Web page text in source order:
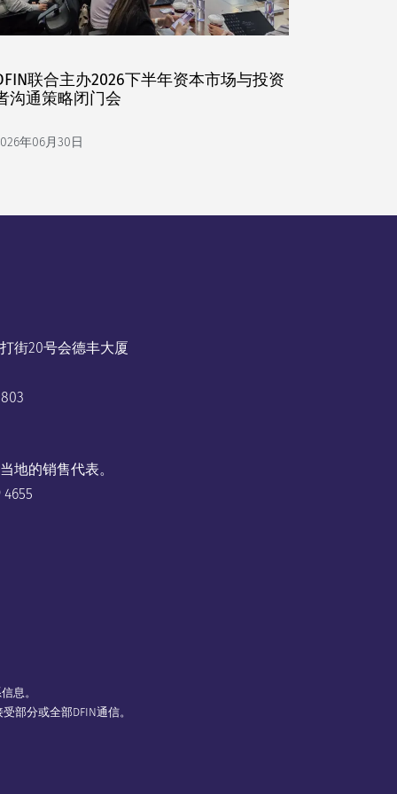
联合主办2026下半年资本市场与投资
沟通策略闭门会
年06月30日
街20号会德丰大厦
地的销售代表。
4655
息。
部分或全部DFIN通信。